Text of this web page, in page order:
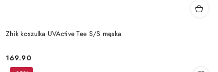
Zhik koszulka UVActive Tee S/S męska
Cena:
169.90